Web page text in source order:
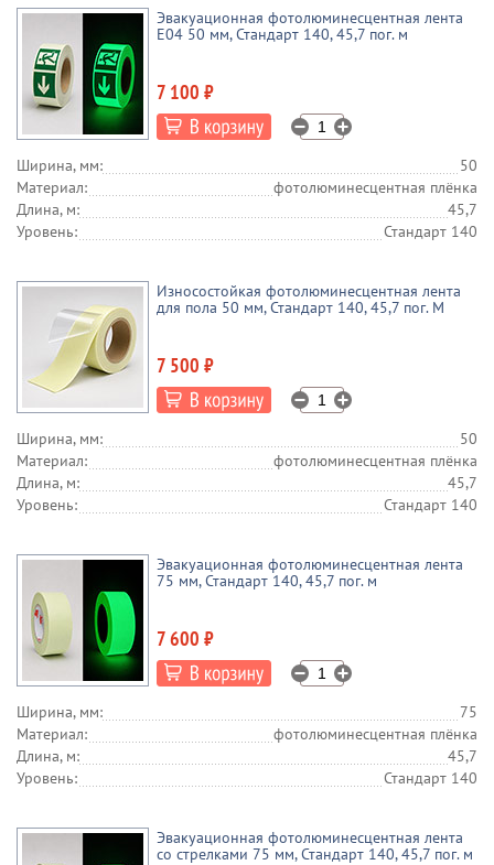
Эвакуационная фотолюминесцентная лента
E04 50 мм, Стандарт 140, 45,7 пог. м
7 100 ₽
Ширина, мм:
50
Материал:
фотолюминесцентная плёнка
Длина, м:
45,7
Уровень:
Стандарт 140
Износостойкая фотолюминесцентная лента
для пола 50 мм, Стандарт 140, 45,7 пог. М
7 500 ₽
Ширина, мм:
50
Материал:
фотолюминесцентная плёнка
Длина, м:
45,7
Уровень:
Стандарт 140
Эвакуационная фотолюминесцентная лента
75 мм, Стандарт 140, 45,7 пог. м
7 600 ₽
Ширина, мм:
75
Материал:
фотолюминесцентная плёнка
Длина, м:
45,7
Уровень:
Стандарт 140
Эвакуационная фотолюминесцентная лента
со стрелками 75 мм, Стандарт 140, 45,7 пог. м